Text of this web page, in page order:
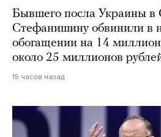
Бывшего посла Украины
Стефанишину обвинили в
обогащении на 14
около 25 миллионов
15 часов назад